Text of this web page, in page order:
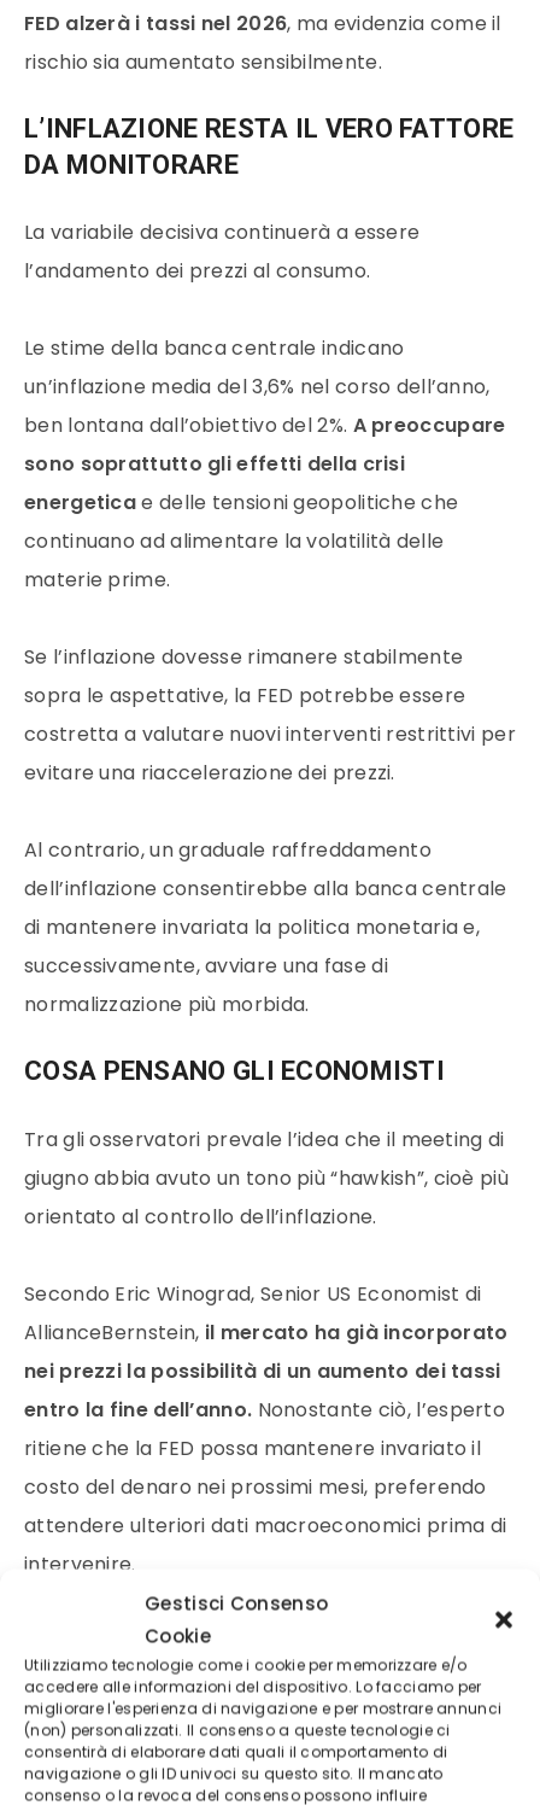
Gestisci Consenso
Cookie
Utilizziamo tecnologie come i cookie per memorizzare e/o
accedere alle informazioni del dispositivo. Lo facciamo per
migliorare l'esperienza di navigazione e per mostrare annunci
(non) personalizzati. Il consenso a queste tecnologie ci
consentirà di elaborare dati quali il comportamento di
navigazione o gli ID univoci su questo sito. Il mancato
consenso o la revoca del consenso possono influire
FED alzerà i tassi nel 2026, ma evidenzia come il
rischio sia aumentato sensibilmente.
L’INFLAZIONE RESTA IL VERO FATTORE
DA MONITORARE
La variabile decisiva continuerà a essere
l’andamento dei prezzi al consumo.
Le stime della banca centrale indicano
un’inflazione media del 3,6% nel corso dell’anno,
ben lontana dall’obiettivo del 2%. A preoccupare
sono soprattutto gli effetti della crisi
energeticae delle tensioni geopolitiche che
continuano ad alimentare la volatilità delle
materie prime.
Se l’inflazione dovesse rimanere stabilmente
sopra le aspettative, la FED potrebbe essere
costretta a valutare nuovi interventi restrittivi per
evitare una riaccelerazione dei prezzi.
Al contrario, un graduale raffreddamento
dell’inflazione consentirebbe alla banca centrale
di mantenere invariata la politica monetaria e,
successivamente, avviare una fase di
normalizzazione più morbida.
COSA PENSANO GLI ECONOMISTI
Tra gli osservatori prevale l’idea che il meeting di
giugno abbia avuto un tono più “hawkish”, cioè più
orientato al controllo dell’inflazione.
Secondo Eric Winograd, Senior US Economist di
AllianceBernstein, il mercato ha già incorporato
nei prezzi la possibilità di un aumento dei tassi
entro la fine dell’anno. Nonostante ciò, l’esperto
ritiene che la FED possa mantenere invariato il
costo del denaro nei prossimi mesi, preferendo
attendere ulteriori dati macroeconomici prima di
intervenire.
Anche molti gestori ritengono che il principale
scenario di riferimento resti quello di una lunga
pausa, ma con una probabilità crescente di rialzi
qualora l’inflazione non mostrasse segnali
convincenti di rallentamento.